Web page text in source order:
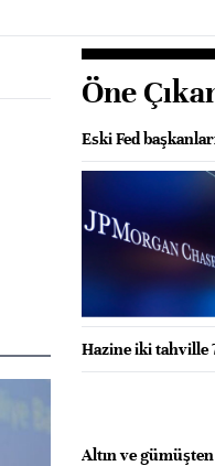
Öne
Eski Fed
Hazine iki tahville
Altın ve